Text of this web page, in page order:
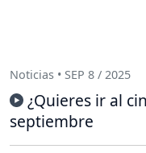
Noticias • SEP 8 / 2025
¿Quieres ir al
septiembre